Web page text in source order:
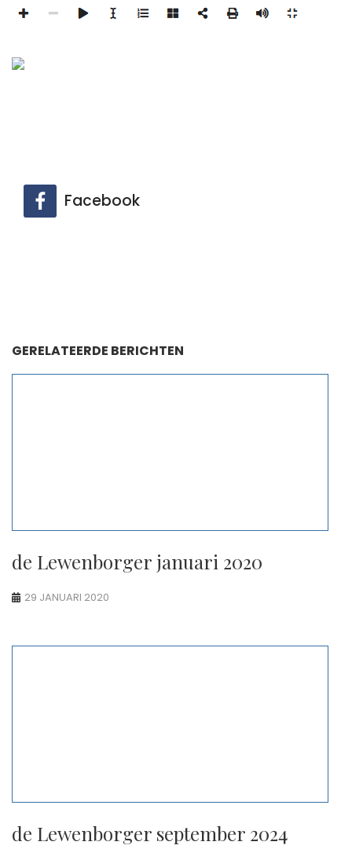
Facebook
GERELATEERDE BERICHTEN
de Lewenborger januari 2020
29 JANUARI 2020
de Lewenborger september 2024